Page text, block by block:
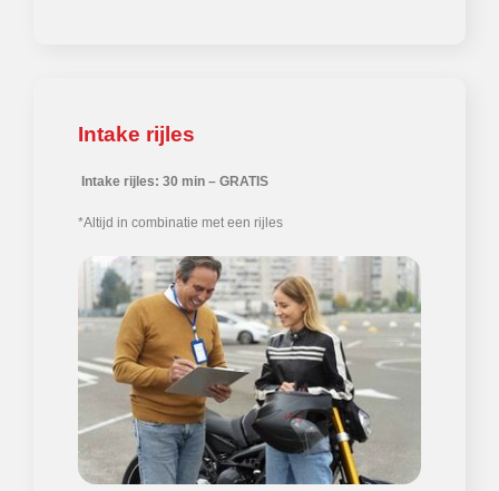
Intake rijles
Intake rijles: 30 min – GRATIS
*Altijd in combinatie met een rijles